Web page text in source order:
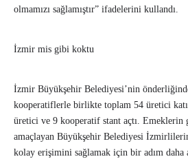
olmamızı sağlamıştır” ifadelerini kullandı.
İzmir mis gibi koktu
İzmir Büyükşehir Belediyesi’nin
kooperatiflerle birlikte toplam 54 üretici
üretici ve 9 kooperatif stant açtı. Emeklerin
amaçlayan Büyükşehir Belediyesi
kolay erişimini sağlamak için bir adım daha